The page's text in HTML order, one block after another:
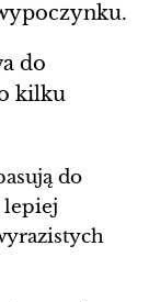
do
kilku
do
lepiej